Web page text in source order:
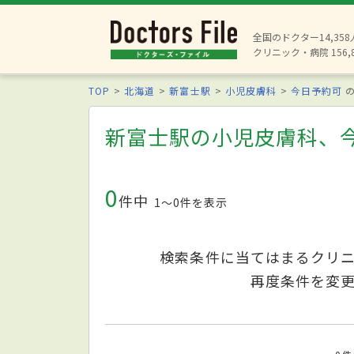
全国のドクター14,358
クリニック・病院
TOP 北海道 新富士駅 小児皮膚科 今日予約可
新富士駅の小児皮膚科、
0件中 1〜0件を表示
検索条件に当てはまるクリ
再度条件を変